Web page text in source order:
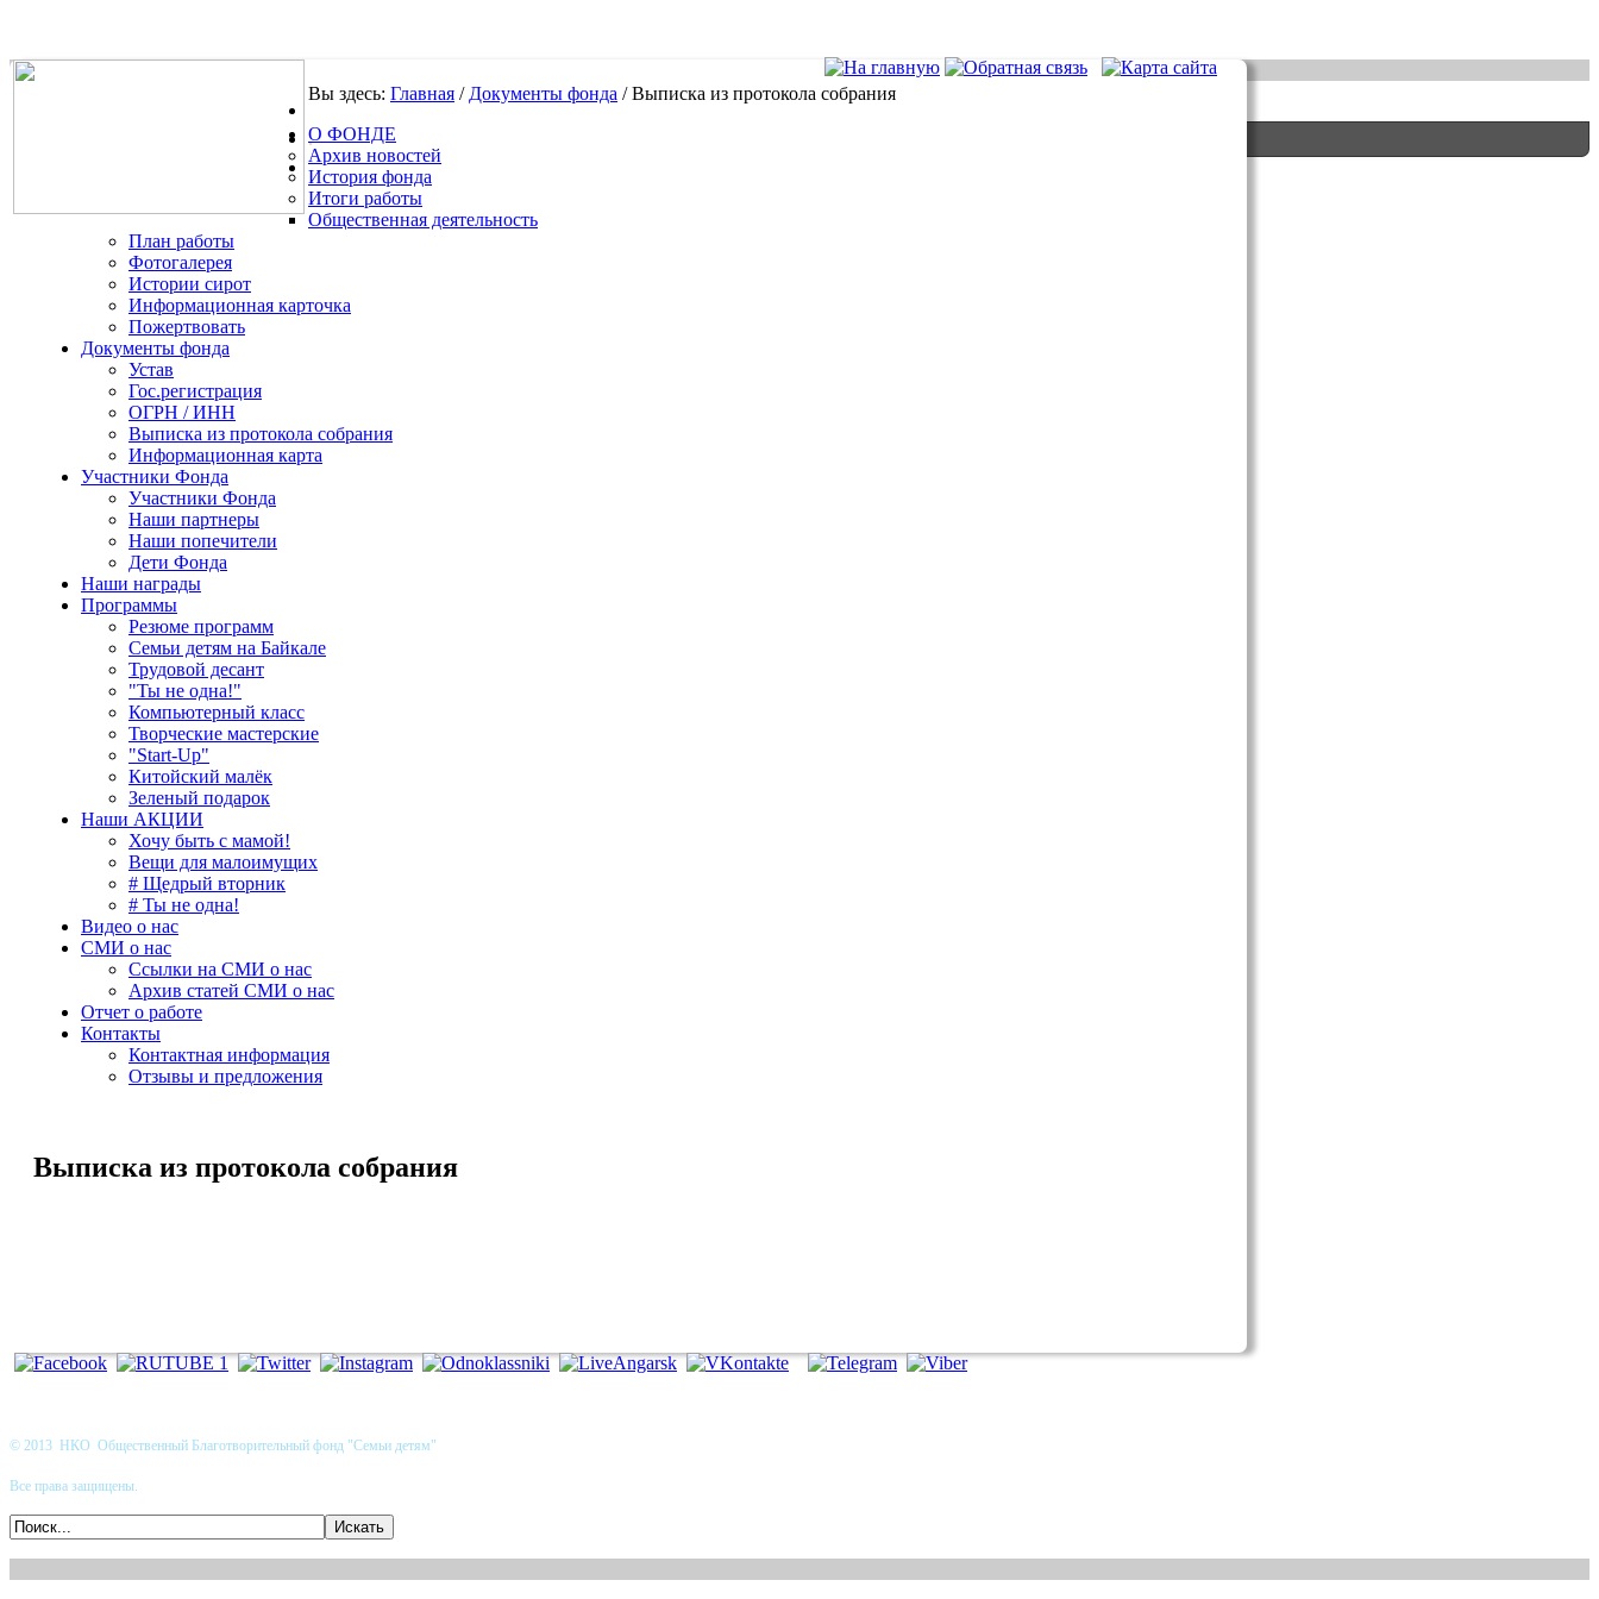
.
Вы здесь: Главная / Документы фонда /Выписка из протокола собрания
О ФОНДЕ
Архив новостей
История фонда
Итоги работы
Общественная деятельность
План работы
Фотогалерея
Истории сирот
Информационная карточка
Пожертвовать
Документы фонда
Устав
Гос.регистрация
ОГРН / ИНН
Выписка из протокола собрания
Информационная карта
Участники Фонда
Участники Фонда
Наши партнеры
Наши попечители
Дети Фонда
Наши награды
Программы
Резюме программ
Семьи детям на Байкале
Трудовой десант
"Ты не одна!"
Компьютерный класс
Творческие мастерские
"Start-Up"
Китойский малёк
Зеленый подарок
Наши АКЦИИ
Хочу быть с мамой!
Вещи для малоимущих
# Щедрый вторник
# Ты не одна!
Видео о нас
СМИ о нас
Ссылки на СМИ о нас
Архив статей СМИ о нас
Отчет о работе
Контакты
Контактная информация
Отзывы и предложения
Выписка из протокола собрания
© 2013 НКО Общественный Благотворительный фонд "Семьи детям"
Все права защищены.